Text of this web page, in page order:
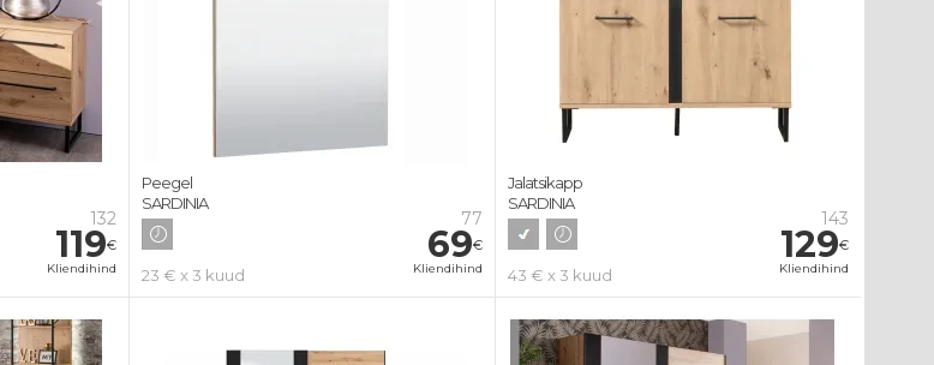
132
119€
Kliendihind
77
69€
Kliendihind
23 € x 3 kuud
Peegel
SARDINIA
143
129€
Kliendihind
43 € x 3 kuud
Jalatsikapp
SARDINIA